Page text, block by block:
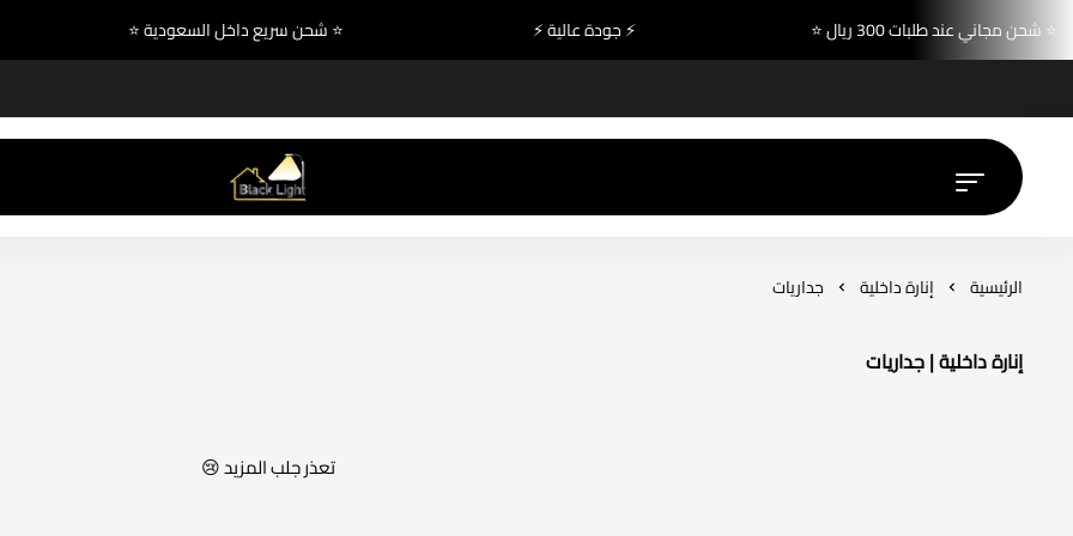
⭐ شحن سريع داخل السعودية ⭐ ⚡ جودة عالية ⚡
⭐ شحن مجاني عند طلبات 300 ريال ⭐
بلاك لايت للإنارة والكهرباء
الرئيسية إنارة داخلية جداريات
إنارة داخلية | جداريات
تعذر جلب المزيد 😢